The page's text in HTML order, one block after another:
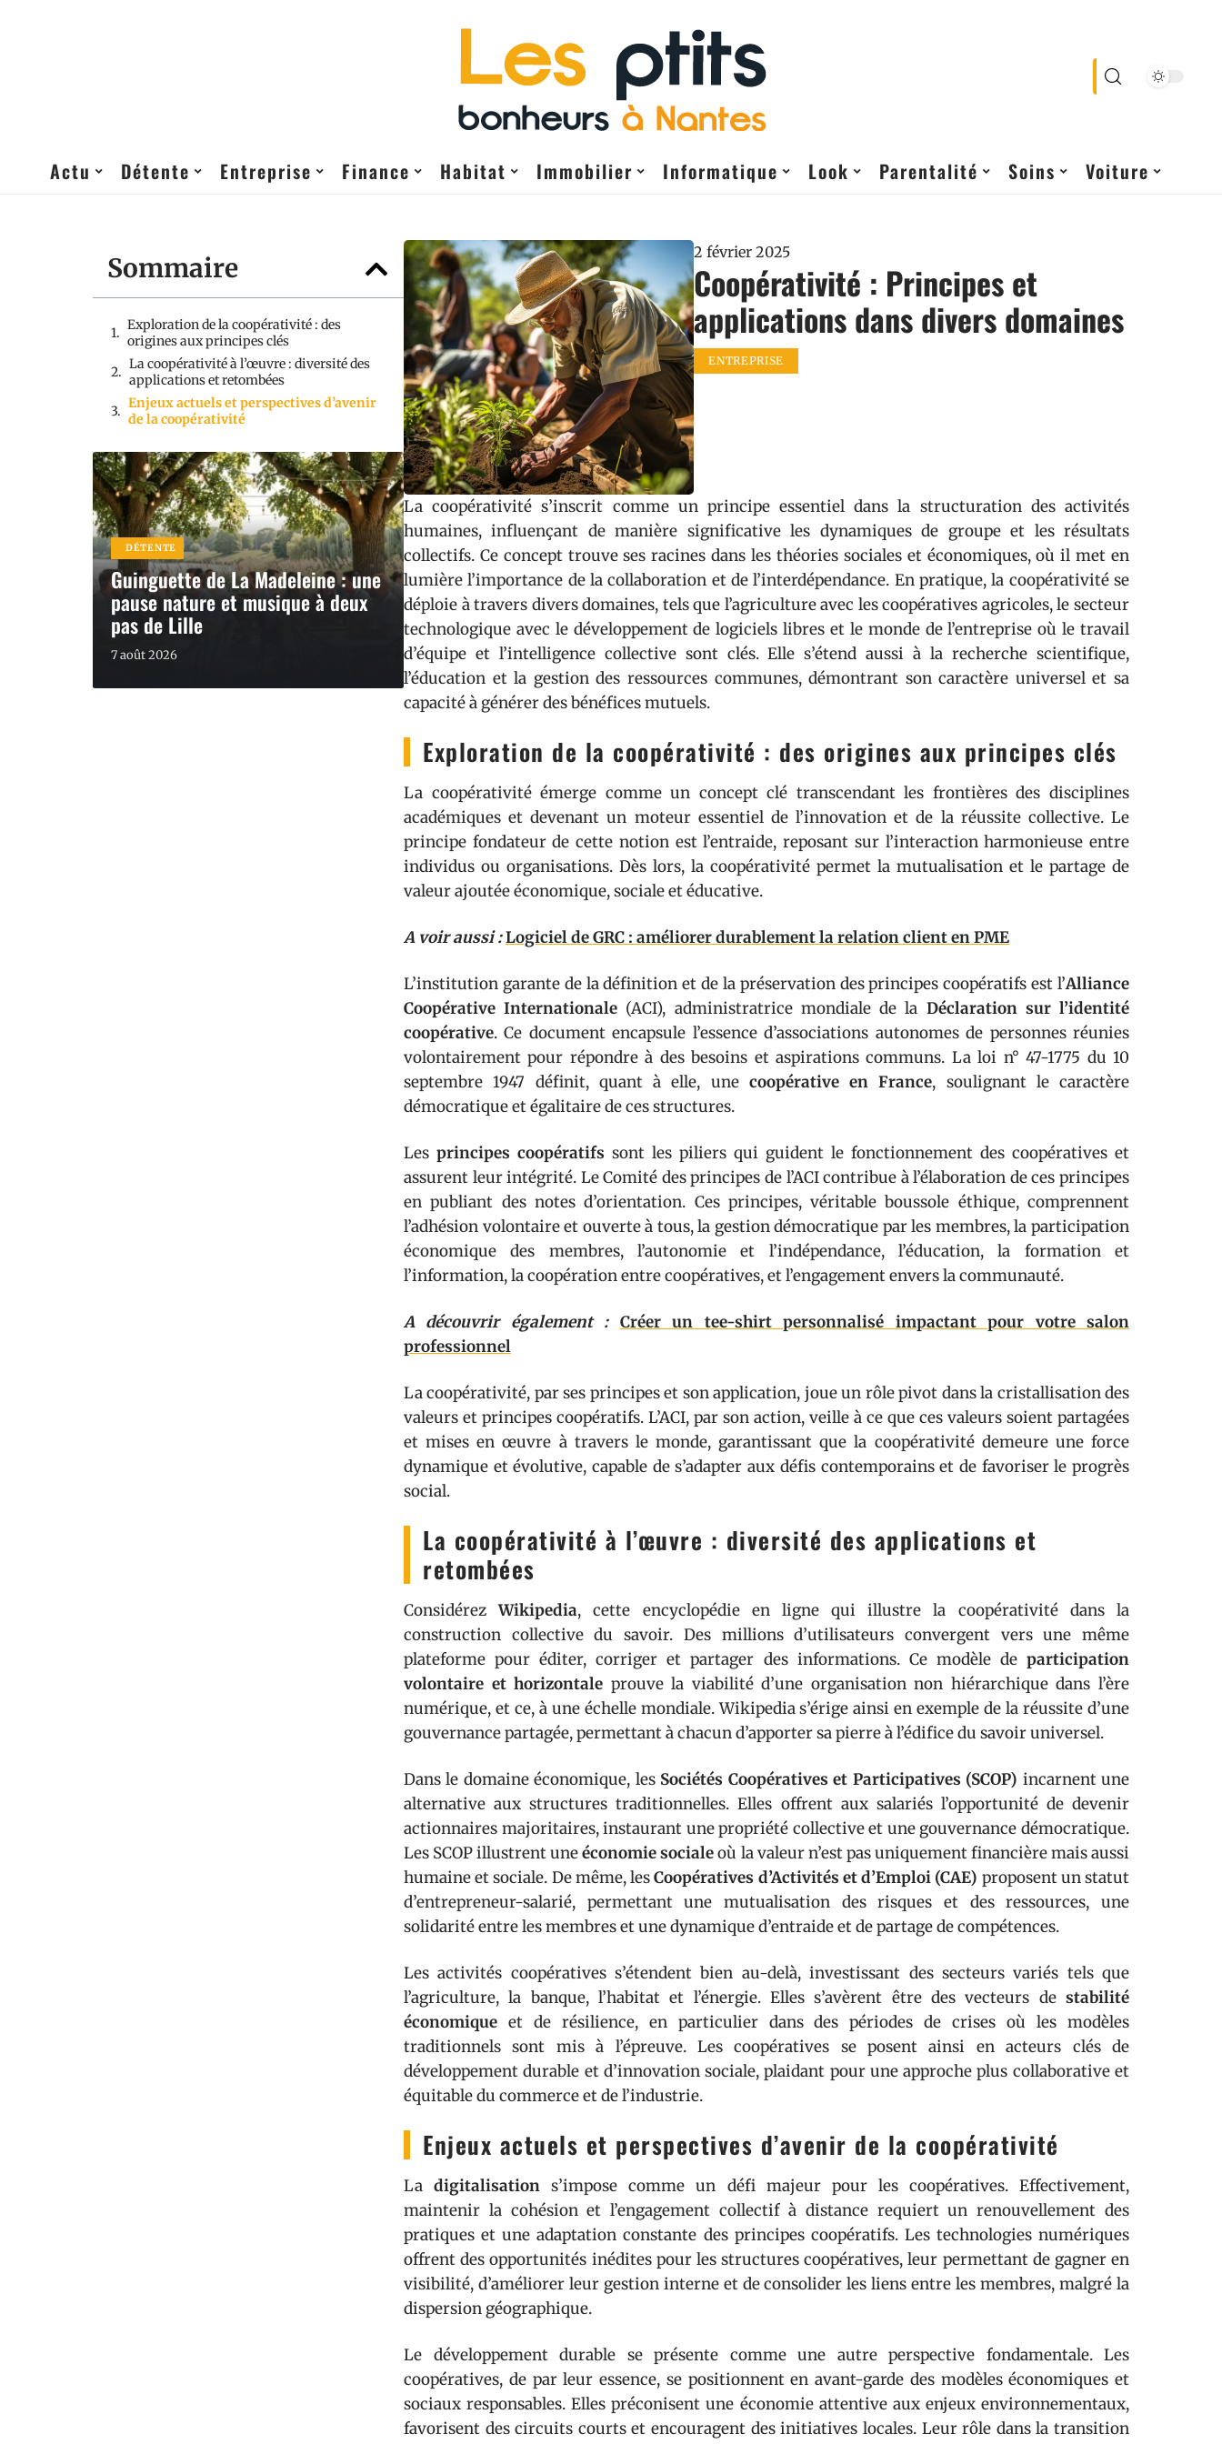
Actu Détente Entreprise Finance Habitat Immobilier Informatique Look Parentalité Soins Voiture
Sommaire
Exploration de la coopérativité : des
origines aux principes clés
La coopérativité à l’œuvre : diversité des
applications et retombées
Enjeux actuels et perspectives d’avenir
de la coopérativité
DÉTENTE
Guinguette de La Madeleine : une
pause nature et musique à deux
pas de Lille
7 août 2026
2 février 2025
Coopérativité : Principes et
applications dans divers domaines
ENTREPRISE
La coopérativité s’inscrit comme un principe essentiel dans la structuration des activités
humaines, influençant de manière significative les dynamiques de groupe et les résultats
collectifs. Ce concept trouve ses racines dans les théories sociales et économiques, où il met en
lumière l’importance de la collaboration et de l’interdépendance. En pratique, la coopérativité se
déploie à travers divers domaines, tels que l’agriculture avec les coopératives agricoles, le secteur
technologique avec le développement de logiciels libres et le monde de l’entreprise où le travail
d’équipe et l’intelligence collective sont clés. Elle s’étend aussi à la recherche scientifique,
l’éducation et la gestion des ressources communes, démontrant son caractère universel et sa
capacité à générer des bénéfices mutuels.
Exploration de la coopérativité : des origines aux principes clés
La coopérativité émerge comme un concept clé transcendant les frontières des disciplines
académiques et devenant un moteur essentiel de l’innovation et de la réussite collective. Le
principe fondateur de cette notion est l’entraide, reposant sur l’interaction harmonieuse entre
individus ou organisations. Dès lors, la coopérativité permet la mutualisation et le partage de
valeur ajoutée économique, sociale et éducative.
A voir aussi :Logiciel de GRC : améliorer durablement la relation client en PME
L’institution garante de la définition et de la préservation des principes coopératifs est l’Alliance
Coopérative Internationale (ACI), administratrice mondiale de la Déclaration sur l’identité
coopérative. Ce document encapsule l’essence d’associations autonomes de personnes réunies
volontairement pour répondre à des besoins et aspirations communs. La loi n° 47-1775 du 10
septembre 1947 définit, quant à elle, une coopérative en France, soulignant le caractère
démocratique et égalitaire de ces structures.
Les principes coopératifs sont les piliers qui guident le fonctionnement des coopératives et
assurent leur intégrité. Le Comité des principes de l’ACI contribue à l’élaboration de ces principes
en publiant des notes d’orientation. Ces principes, véritable boussole éthique, comprennent
l’adhésion volontaire et ouverte à tous, la gestion démocratique par les membres, la participation
économique des membres, l’autonomie et l’indépendance, l’éducation, la formation et
l’information, la coopération entre coopératives, et l’engagement envers la communauté.
A découvrir également : Créer un tee-shirt personnalisé impactant pour votre salon
professionnel
La coopérativité, par ses principes et son application, joue un rôle pivot dans la cristallisation des
valeurs et principes coopératifs. L’ACI, par son action, veille à ce que ces valeurs soient partagées
et mises en œuvre à travers le monde, garantissant que la coopérativité demeure une force
dynamique et évolutive, capable de s’adapter aux défis contemporains et de favoriser le progrès
social.
La coopérativité à l’œuvre : diversité des applications et
retombées
ConsidérezWikipedia, cette encyclopédie en ligne qui illustre la coopérativité dans la
construction collective du savoir. Des millions d’utilisateurs convergent vers une même
plateforme pour éditer, corriger et partager des informations. Ce modèle de participation
volontaire et horizontale prouve la viabilité d’une organisation non hiérarchique dans l’ère
numérique, et ce, à une échelle mondiale. Wikipedia s’érige ainsi en exemple de la réussite d’une
gouvernance partagée, permettant à chacun d’apporter sa pierre à l’édifice du savoir universel.
Dans le domaine économique, les Sociétés Coopératives et Participatives (SCOP) incarnent une
alternative aux structures traditionnelles. Elles offrent aux salariés l’opportunité de devenir
actionnaires majoritaires, instaurant une propriété collective et une gouvernance démocratique.
Les SCOP illustrent uneéconomie socialeoù la valeur n’est pas uniquement financière mais aussi
humaine et sociale. De même, lesCoopératives d’Activités et d’Emploi (CAE) proposent un statut
d’entrepreneur-salarié, permettant une mutualisation des risques et des ressources, une
solidarité entre les membres et une dynamique d’entraide et de partage de compétences.
Les activités coopératives s’étendent bien au-delà, investissant des secteurs variés tels que
l’agriculture, la banque, l’habitat et l’énergie. Elles s’avèrent être des vecteurs de stabilité
économique et de résilience, en particulier dans des périodes de crises où les modèles
traditionnels sont mis à l’épreuve. Les coopératives se posent ainsi en acteurs clés de
développement durable et d’innovation sociale, plaidant pour une approche plus collaborative et
équitable du commerce et de l’industrie.
Enjeux actuels et perspectives d’avenir de la coopérativité
Ladigitalisation s’impose comme un défi majeur pour les coopératives. Effectivement,
maintenir la cohésion et l’engagement collectif à distance requiert un renouvellement des
pratiques et une adaptation constante des principes coopératifs. Les technologies numériques
offrent des opportunités inédites pour les structures coopératives, leur permettant de gagner en
visibilité, d’améliorer leur gestion interne et de consolider les liens entre les membres, malgré la
dispersion géographique.
Le développement durable se présente comme une autre perspective fondamentale. Les
coopératives, de par leur essence, se positionnent en avant-garde des modèles économiques et
sociaux responsables. Elles préconisent une économie attentive aux enjeux environnementaux,
favorisent des circuits courts et encouragent des initiatives locales. Leur rôle dans la transition